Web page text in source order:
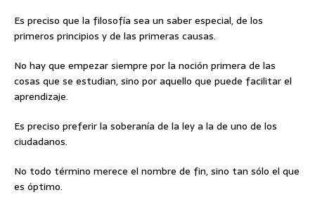
Es preciso que la filosofía sea un saber especial, de los
primeros principios y de las primeras causas.
No hay que empezar siempre por la noción primera de las
cosas que se estudian, sino por aquello que puede facilitar el
aprendizaje.
Es preciso preferir la soberanía de la ley a la de uno de los
ciudadanos.
No todo término merece el nombre de fin, sino tan sólo el que
es óptimo.